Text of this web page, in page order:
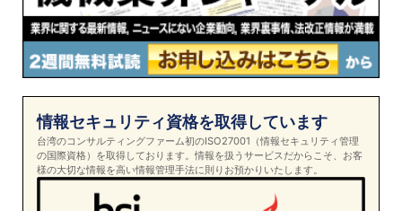
情報セキュリティ資格を取得しています
台湾のコンサルティングファーム初のISO27001（情報セキュリティ管理
の国際資格）を取得しております。情報を扱うサービスだからこそ、お客
様の大切な情報を高い情報管理手法に則りお預かりいたします。